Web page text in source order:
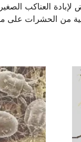
لإبادة العناكب
من الحشرات على